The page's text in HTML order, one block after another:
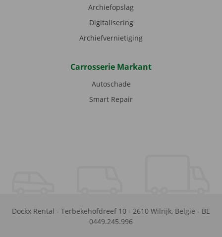
Archiefopslag
Digitalisering
Archiefvernietiging
Carrosserie Markant
Autoschade
Smart Repair
Dockx Rental - Terbekehofdreef 10 - 2610 Wilrijk, België - BE
0449.245.996